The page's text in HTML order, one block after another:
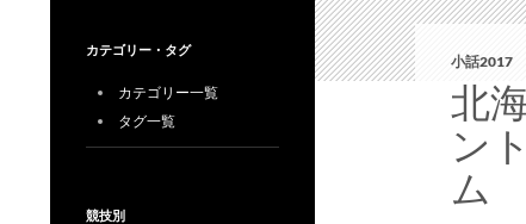
小話2017
北
ン
ム
カテゴリー・タグ
カテゴリー一覧
タグ一覧
競技別